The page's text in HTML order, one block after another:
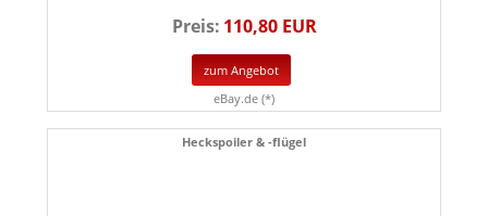
Preis: 110,80 EUR
zum Angebot
eBay.de (*)
Heckspoiler & -flügel